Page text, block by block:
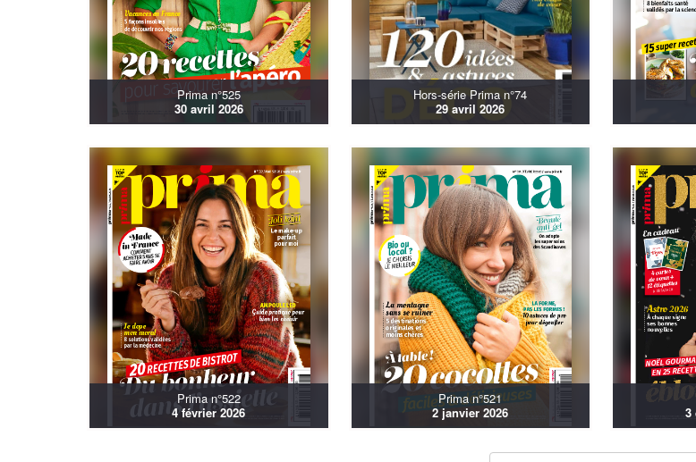
Prima n°525
30 avril 2026
Hors-série Prima n°74
29 avril 2026
Prima n°522
4 février 2026
Prima n°521
2 janvier 2026
3